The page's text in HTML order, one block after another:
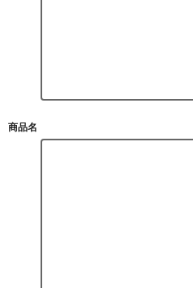
商品名